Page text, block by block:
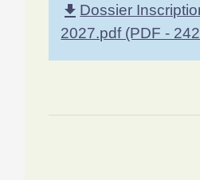
file_download Dossier
2027.pdf (PDF -